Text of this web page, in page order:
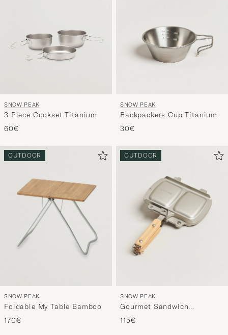
SNOW PEAK
3 Piece Cookset Titanium
60€
SNOW PEAK
Backpackers Cup Titanium
30€
OUTDOOR
SNOW PEAK
Foldable My Table Bamboo
170€
OUTDOOR
SNOW PEAK
Gourmet Sandwich
Tramezzino
115€